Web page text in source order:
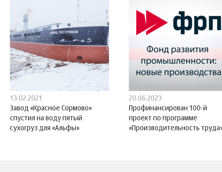
13.02.2021
Завод «Красное Сормово»
спустил на воду пятый
сухогруз для «Альфы»
20.06.2023
Профинансирован 100-й
проект по программе
«Производительность